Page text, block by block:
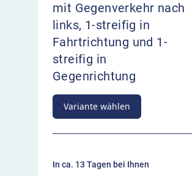
mit Gegenverkehr nach
links, 1-streifig in
Fahrtrichtung und 1-
streifig in
Gegenrichtung
Variante wählen
In ca. 13 Tagen bei Ihnen